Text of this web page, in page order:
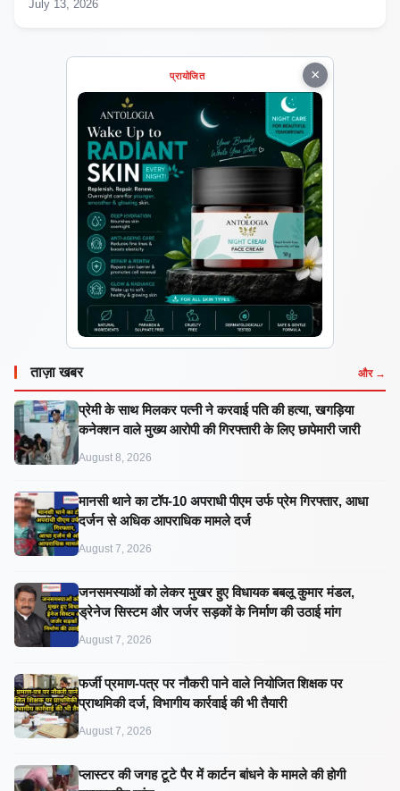
July 13, 2026
×
प्रायोजित
ताज़ा खबर और →
प्रेमी के साथ मिलकर पत्नी ने करवाई पति की हत्या, खगड़िया
कनेक्शन वाले मुख्य आरोपी की गिरफ्तारी के लिए छापेमारी जारी
August 8, 2026
मानसी थाने का टॉप-10 अपराधी पीएम उर्फ प्रेम गिरफ्तार, आधा
दर्जन से अधिक आपराधिक मामले दर्ज
August 7, 2026
जनसमस्याओं को लेकर मुखर हुए विधायक बबलू कुमार मंडल,
ड्रेनेज सिस्टम और जर्जर सड़कों के निर्माण की उठाई मांग
August 7, 2026
फर्जी प्रमाण-पत्र पर नौकरी पाने वाले नियोजित शिक्षक पर
प्राथमिकी दर्ज, विभागीय कार्रवाई की भी तैयारी
August 7, 2026
प्लास्टर की जगह टूटे पैर में कार्टन बांधने के मामले की होगी